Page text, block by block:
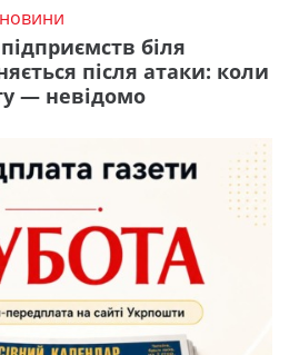
біля
після атаки: коли
— невідомо